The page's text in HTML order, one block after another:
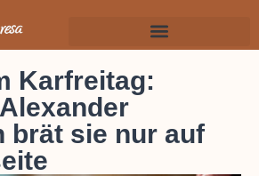
Karfreitag:
brät sie nur auf